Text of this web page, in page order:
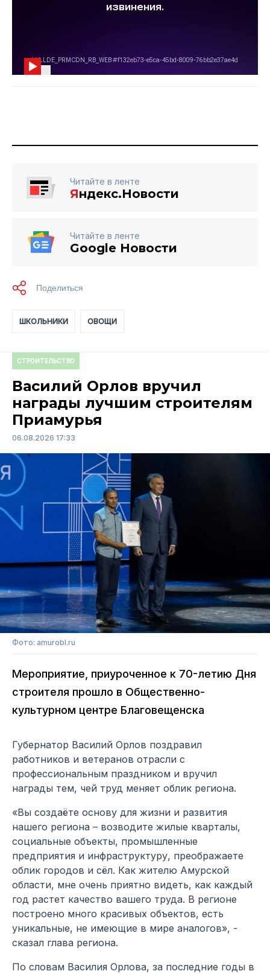
Читайте в ленте
Яндекс.Новости
Читайте в ленте
Google Новости
ШКОЛЬНИКИ ОВОЩИ
СТРОИТЕЛЬСТВО
Василий Орлов вручил
награды лучшим строителям
Приамурья
06.08.2026 17:33
Фото: amurobl.ru
Мероприятие, приуроченное к 70-летию Дня
строителя прошло в Общественно-
культурном центре Благовещенска
Губернатор Василий Орлов поздравил
работников и ветеранов отрасли с
профессиональным праздником и вручил
награды тем, чей труд меняет облик региона.
«Вы создаёте основу для жизни и развития
нашего региона – возводите жилые кварталы,
социальные объекты, промышленные
предприятия и инфраструктуру, преображаете
облик городов и сёл. Как жителю Амурской
области, мне очень приятно видеть, как каждый
год растет качество вашего труда. В регионе
построено много красивых объектов, есть
уникальные, не имеющие в мире аналогов», -
сказал глава региона.
По словам Василия Орлова, за последние годы в